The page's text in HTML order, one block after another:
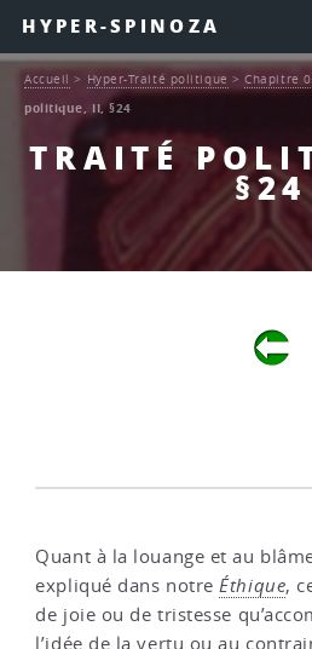
HYPER-SPINOZA
TRAITÉ
§24
Accueil > Hyper-Traité politique >Chapitre
politique, II, §24
Quant à la louange et au
expliqué dans notreÉthique,
de joie ou de tristesse
l’idée de la vertu ou au